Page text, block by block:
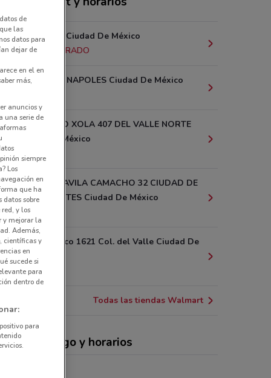
Georgia, 53 Ciudad De México
604 m
CERRADO
DAKOTA 95 NAPOLES Ciudad De México
BOULEVARD XOLA 407 DEL VALLE NORTE
Ciudad De México
911 m
MAXIMINO AVILA CAMACHO 32 CIUDAD DE
LOS DEPORTES Ciudad De México
1 km
San Francisco 1621 Col. del Valle Ciudad De
México
1.1 km
Todas las tiendas Walmart
catálogo y horarios
de
las
datos para
dejar de
en el en
más,
anuncios y
una serie de
siempre
Los
en
que ha
datos sobre
y los
y mejorar la
Además,
científicas y
en
sucede si
para
dentro de
para